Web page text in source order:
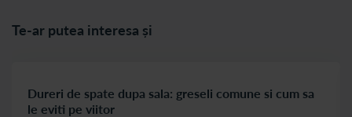
Te-ar putea interesa și
Dureri de spate dupa sala: greseli comune si cum sa
le eviti pe viitor